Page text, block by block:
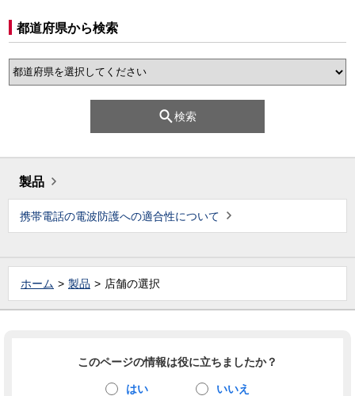
都道府県から検索
検索
製品
携帯電話の電波防護への適合性について
ホーム 製品 店舗の選択
このページの情報は役に立ちましたか？
はい いいえ